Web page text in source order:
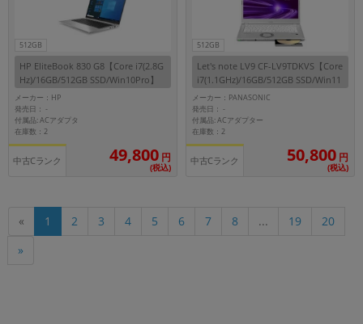
512GB
HP EliteBook 830 G8【Core i7(2.8G
Hz)/16GB/512GB SSD/Win10Pro】
メーカー：HP
発売日：-
付属品: ACアダプタ
在庫数：2
中古Cランク 49,800 円
(税込)
512GB
Let's note LV9 CF-LV9TDKVS【Core
i7(1.1GHz)/16GB/512GB SSD/Win11
Pro】
メーカー：PANASONIC
発売日：-
付属品: ACアダプター
在庫数：2
中古Cランク 50,800 円
(税込)
« 1 2 3 4 5 6 7 8 ... 19
20
»